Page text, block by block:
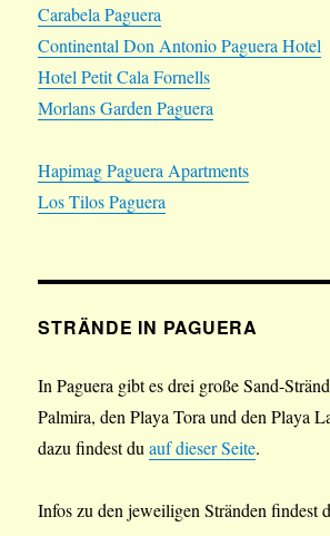
Carabela Paguera
Continental Don Antonio Paguera Hotel
Hotel Petit Cala Fornells
Morlans Garden Paguera
Hapimag Paguera Apartments
Los Tilos Paguera
STRÄNDE IN PAGUERA
In Paguera gibt es drei große Sand-
Palmira, den Playa Tora und den Playa
dazu findest duauf dieser Seite.
Infos zu den jeweiligen Stränden findest